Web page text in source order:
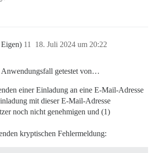
18. Juli 2024 um 20:22
11
Anwendungsfall getestet von…
einer Einladung an eine E-Mail-Adresse
mit dieser E-Mail-Adresse
noch nicht genehmigen und (1)
kryptischen Fehlermeldung: